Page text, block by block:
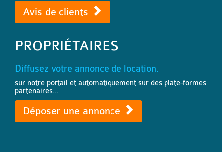
Avis de clients
PROPRIÉTAIRES
Diffusez votre annonce de location.
sur notre portail et automatiquement sur des plate-formes
partenaires...
Déposer une annonce